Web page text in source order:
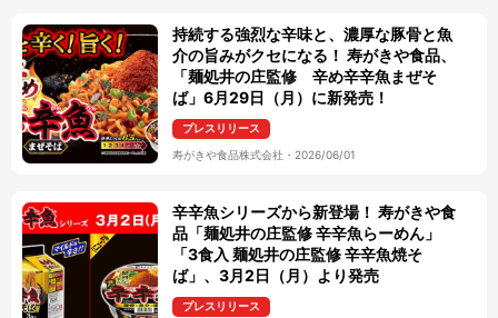
持続する強烈な辛味と、濃厚な豚骨と魚
介の旨みがクセになる！ 寿がきや食品、
「麺処井の庄監修 辛め辛辛魚まぜそ
ば」6月29日（月）に新発売！
プレスリリース
寿がきや食品株式会社 ・ 2026/06/01
辛辛魚シリーズから新登場！ 寿がきや食
品「麺処井の庄監修 辛辛魚らーめん」
「3食入 麺処井の庄監修 辛辛魚焼そ
ば」、3月2日（月）より発売
プレスリリース